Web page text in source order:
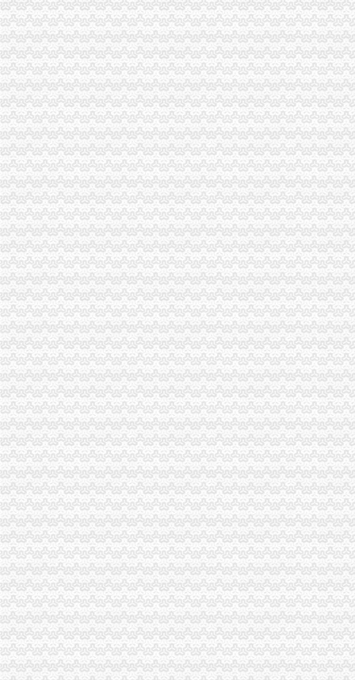
市重庆公司注销局执法局捣毁一销售虚宣中高考复习资料窝点
重庆出台个企业信用信息征集和公开管理规范文件
巫溪局重庆营业执照注销文峰所以行政指导为载体服务微型企业发展
万州局重庆分公司注销微型企业发展和12315消费维权进村居两项工作纳入地方
璧山局着力构建消费维权“五体系”重庆公司注销
重庆市重庆代办公司工程建设领域招投标环节运用企业诚信信息试点工作正式
工商动态
忠县人民追加财政配套资金420万元助推微企发展试点工作
我市重庆分公司注销出台在校大创办微型企业相关办法
宣教处精心组织全市重庆营业执照注销工商工作会议宣服务工作
渝北局重庆营业执照注销创新三大执法机制积查处大案要案
忠县局重庆税务注销突出四抓做好保密工作
企业处被评为市重庆税务注销集中清理执行积案活动先进集体
双桥局四举措落实“红盾护民生”重庆税务注销执法百日攻坚行动
忠县局重庆代办公司新立所倾力助推个经济发展见成效
市重庆代办公司局坚持推进区县局局长述职述廉汇报制度建设
市重庆分公司注销局12315综合指挥调度中心5月份第2周受理热点分析
市工商局“送教上门”重庆营业执照注销培训会在铜梁成功举行
市重庆代办公司工商局制定2011年民主评议政风行风工作实施方案
渝中区工商分局重庆公司注销狠抓拍卖监管
酉县委组织部部长陶于祥到酉工商局重庆公司注销调研非公建工作
市重庆分公司注销局全面推行基层工商所纪检监察员制度
市重庆公司注销局部署七项活动纪念建90周年
南川局重庆公司注销大力提高电子商务巡查效率
渝北局行政约谈沃尔玛超市重庆公司注销指出五点问题
西南五省（区、重庆税务注销市）工商部门签订垄断与不正当竞争执法区域合
全市重庆分公司注销工商系统加对问题锦湖轮胎退市监管工作
潼南局重庆代办公司全面加菜花节食品安全工作
2010年重庆市重庆税务注销流通领域激光视盘机质量监测况
2010年重庆市重庆营业执照注销流通领域电磁灶质量监测况
市重庆分公司注销政协副主席谢小对市局商标工作作出批示
“和硕联合”重庆公司注销正式落户两江新区
市重庆营业执照注销局12315综合指挥调度中心2月份受理况分析
执法局重庆代办公司创新举措加网络违法案件查办
长寿局重庆税务注销商标发展实现开门红
垫江局重庆营业执照注销创先争优活动呈现五大点
巫溪局精心谋划“3.15”重庆公司注销活动
黔江局重庆营业执照注销净化校园及周边环境
城口局“齐收集、多联合、巧施行”重庆营业执照注销谋划“3.15”活动
2010年重庆市重庆代办公司流通领域电热毯质量监测况
2010年重庆市重庆公司注销流通领域插头插座质量监测况